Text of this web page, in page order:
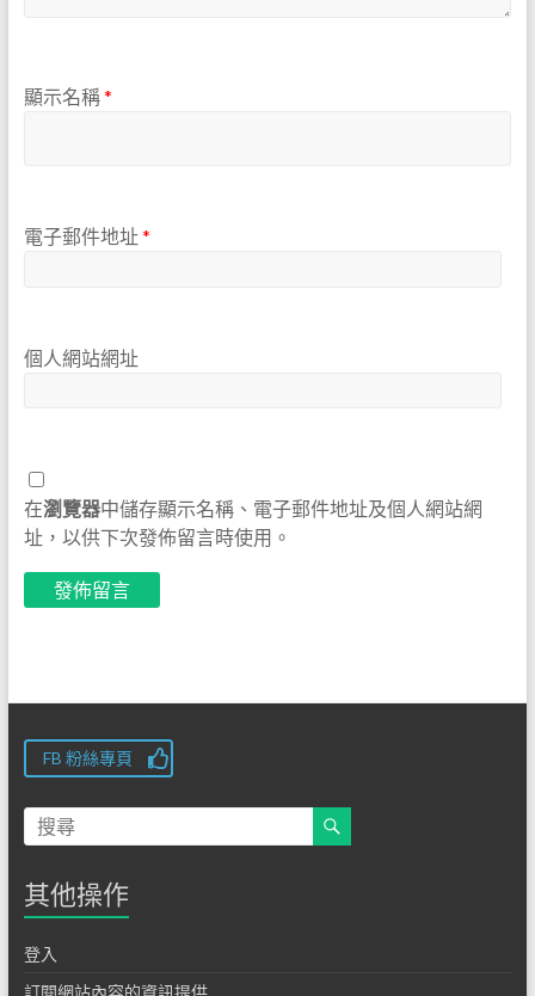
顯示名稱*
電子郵件地址*
個人網站網址
在瀏覽器中儲存顯示名稱、電子郵件地址及個人網站網
址，以供下次發佈留言時使用。
FB 粉絲專頁
其他操作
登入
訂閱網站內容的資訊提供